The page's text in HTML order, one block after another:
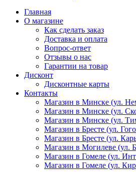
Главная
О магазине
Как сделать заказ
Доставка и оплата
Вопрос-ответ
Отзывы о нас
Гарантии на товар
Дисконт
Дисконтные карты
Контакты
Магазин в Минске (ул.
Магазин в Минске (ул.
Магазин в Минске (ул.
Магазин в Бресте (ул.
Магазин в Бресте (ул.
Магазин в Могилеве (ул.
Магазин в Гомеле (ул.
Магазин в Гомеле (ул.